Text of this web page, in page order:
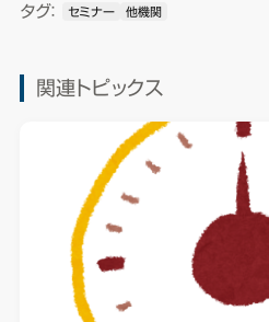
タグ： セミナー 他機関
関連トピックス